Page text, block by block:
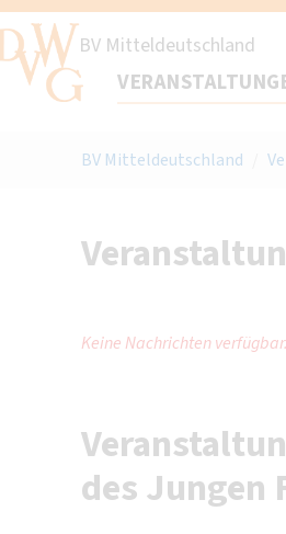
BV Mitteldeutschland
BV Mitteldeutschland
Keine Nachrichten verfügbar.
des Jungen